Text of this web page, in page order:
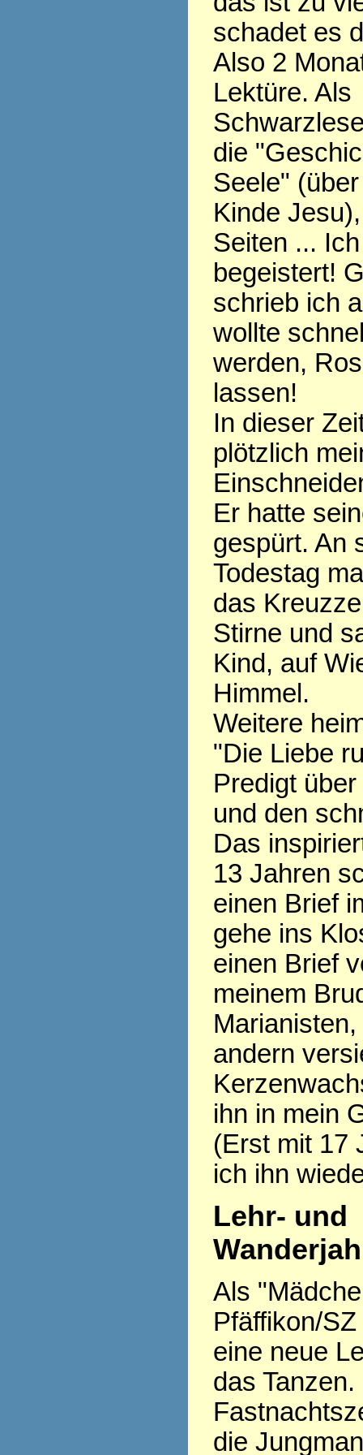
schadet es
Also 2
Lektüre. Als
die
Seele"
Kinde
Seiten ...
begeistert!
schrieb ich
wollte
werden,
lassen!
In dieser
plötzlich
Er hatte
gespürt. An
Todestag
das
Stirne und
Kind, auf
Himmel.
Weitere
"Die Liebe
Predigt
und den
Das
13 Jahren
einen Brief
gehe ins
einen Brief
meinem
andern
ihn in mein
(Erst mit 17
ich ihn
Lehr- und
Als
Pfäffikon/
eine neue
das Tanzen.
die